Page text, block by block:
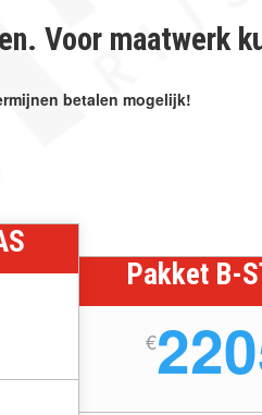
Voor maatwerk
betalen mogelijk!
Pakket B-
€